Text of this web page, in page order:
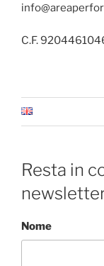
C.F.
Resta in
Nome